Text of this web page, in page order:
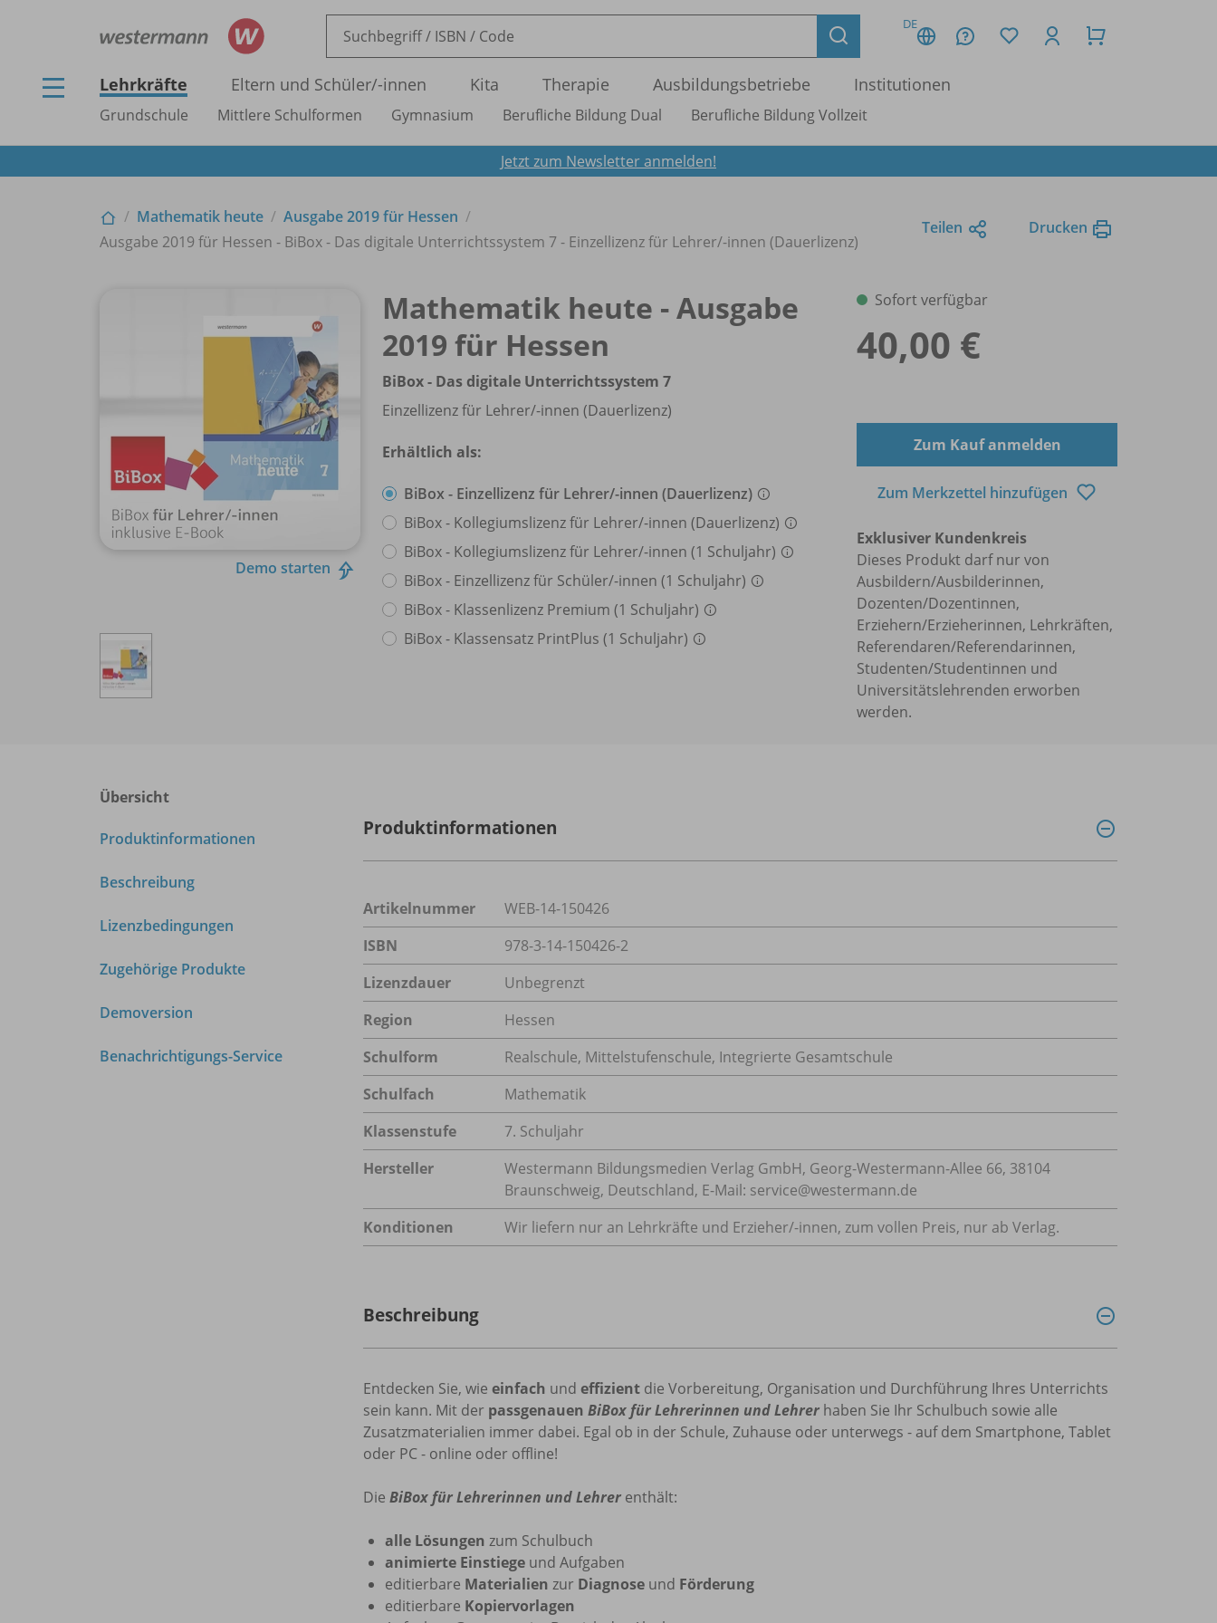
DE
Lehrkräfte Eltern und Schüler/-innen Kita Therapie Ausbildungsbetriebe Institutionen
Grundschule Mittlere Schulformen Gymnasium Berufliche Bildung Dual Berufliche Bildung Vollzeit
Jetzt zum Newsletter anmelden!
Mathematik heute
Ausgabe 2019 für Hessen
Ausgabe 2019 für Hessen - BiBox - Das digitale Unterrichtssystem 7 - Einzellizenz für Lehrer/-innen (Dauerlizenz)
Teilen Drucken
Demo starten
Mathematik heute - Ausgabe
2019 für Hessen
BiBox - Das digitale Unterrichtssystem 7
Einzellizenz für Lehrer/-innen (Dauerlizenz)
Erhältlich als:
BiBox - Einzellizenz für Lehrer/-innen (Dauerlizenz)
BiBox - Kollegiumslizenz für Lehrer/-innen (Dauerlizenz)
BiBox - Kollegiumslizenz für Lehrer/-innen (1 Schuljahr)
BiBox - Einzellizenz für Schüler/-innen (1 Schuljahr)
BiBox - Klassenlizenz Premium (1 Schuljahr)
BiBox - Klassensatz PrintPlus (1 Schuljahr)
Sofort verfügbar
40,00 €
Zum Kauf anmelden
Zum Merkzettel hinzufügen
Exklusiver Kundenkreis
Dieses Produkt darf nur von
Ausbildern/Ausbilderinnen,
Dozenten/Dozentinnen,
Erziehern/Erzieherinnen, Lehrkräften,
Referendaren/Referendarinnen,
Studenten/Studentinnen und
Universitätslehrenden erworben
werden.
Übersicht
Produktinformationen
Beschreibung
Lizenzbedingungen
Zugehörige Produkte
Demoversion
Benachrichtigungs-Service
Produktinformationen
Artikelnummer
WEB-14-150426
ISBN
978-3-14-150426-2
Lizenzdauer
Unbegrenzt
Region
Hessen
Schulform
Realschule, Mittelstufenschule, Integrierte Gesamtschule
Schulfach
Mathematik
Klassenstufe
7. Schuljahr
Hersteller
Westermann Bildungsmedien Verlag GmbH, Georg-Westermann-Allee 66, 38104
Braunschweig, Deutschland, E-Mail: service@westermann.de
Konditionen
Wir liefern nur an Lehrkräfte und Erzieher/-innen, zum vollen Preis, nur ab Verlag.
Beschreibung
Entdecken Sie, wie einfach und effizient die Vorbereitung, Organisation und Durchführung Ihres Unterrichts
sein kann. Mit der passgenauen BiBox für Lehrerinnen und Lehrer haben Sie Ihr Schulbuch sowie alle
Zusatzmaterialien immer dabei. Egal ob in der Schule, Zuhause oder unterwegs - auf dem Smartphone, Tablet
oder PC - online oder offline!
Die BiBox für Lehrerinnen und Lehrer enthält:
alle Lösungen zum Schulbuch
animierte Einstiege und Aufgaben
editierbare Materialien zur Diagnose und Förderung
editierbare Kopiervorlagen